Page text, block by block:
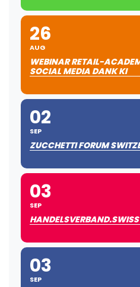
26
AUG
WEBINAR RETAIL-
SOCIAL MEDIA DANK KI
02
SEP
ZUCCHETTI FORUM
03
SEP
03
SEP